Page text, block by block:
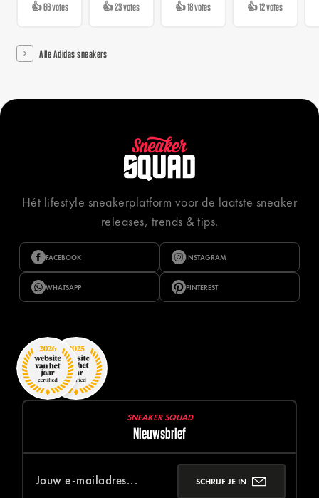
👍 66 votes 👍 23 votes 👍 18 votes 👍 12 votes
Alle Adidas sneakers
Hét lifestyle sneakerplatform voor de laatste sneaker
releases, trends & tips.
FACEBOOK INSTAGRAM
WHATSAPP PINTEREST
SNEAKER SQUAD
Nieuwsbrief
SCHRIJF JE IN